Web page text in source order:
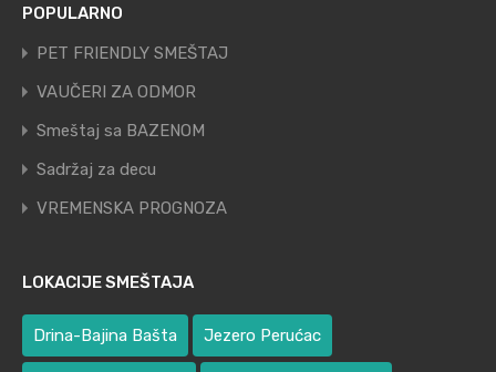
POPULARNO
PET FRIENDLY SMEŠTAJ
VAUČERI ZA ODMOR
Smeštaj sa BAZENOM
Sadržaj za decu
VREMENSKA PROGNOZA
LOKACIJE SMEŠTAJA
Drina-Bajina Bašta Jezero Perućac